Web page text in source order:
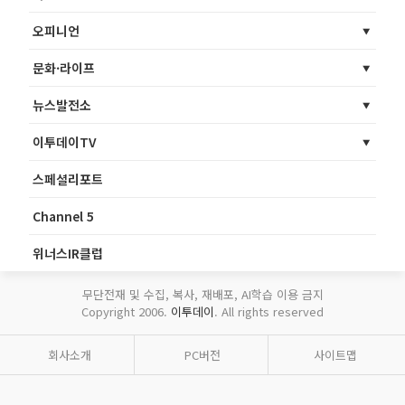
오피니언
문화·라이프
뉴스발전소
이투데이TV
스페셜리포트
Channel 5
위너스IR클럽
무단전재 및 수집, 복사, 재배포, AI학습 이용 금지
Copyright 2006. 이투데이. All rights reserved
회사소개 PC버전 사이트맵